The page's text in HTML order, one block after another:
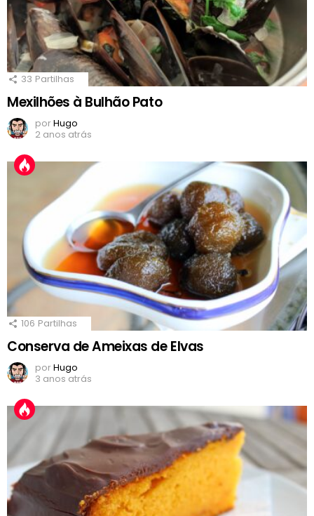
33 Partilhas
Mexilhões à Bulhão Pato
porHugo
2 anos atrás
106 Partilhas
Conserva de Ameixas de Elvas
porHugo
3 anos atrás